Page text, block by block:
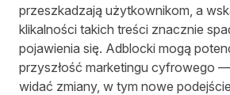
przeszkadzają użytkownikom, a
klikalności takich treści znacznie
pojawienia się. Adblocki mogą
przyszłość marketingu cyfrowego
widać zmiany, w tym nowe